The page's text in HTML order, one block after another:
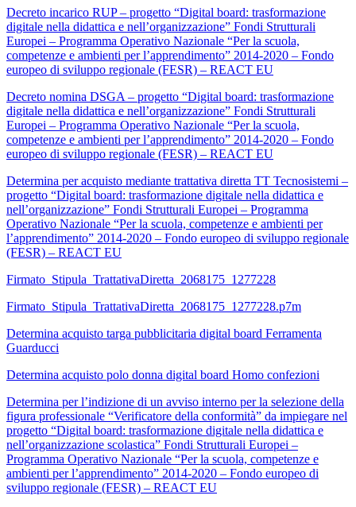
Decreto incarico RUP – progetto “Digital board: trasformazione
digitale nella didattica e nell’organizzazione” Fondi Strutturali
Europei – Programma Operativo Nazionale “Per la scuola,
competenze e ambienti per l’apprendimento” 2014-2020 – Fondo
europeo di sviluppo regionale (FESR) – REACT EU
Decreto nomina DSGA – progetto “Digital board: trasformazione
digitale nella didattica e nell’organizzazione” Fondi Strutturali
Europei – Programma Operativo Nazionale “Per la scuola,
competenze e ambienti per l’apprendimento” 2014-2020 – Fondo
europeo di sviluppo regionale (FESR) – REACT EU
Determina per acquisto mediante trattativa diretta TT Tecnosistemi –
progetto “Digital board: trasformazione digitale nella didattica e
nell’organizzazione” Fondi Strutturali Europei – Programma
Operativo Nazionale “Per la scuola, competenze e ambienti per
l’apprendimento” 2014-2020 – Fondo europeo di sviluppo regionale
(FESR) – REACT EU
Firmato_Stipula_TrattativaDiretta_2068175_1277228
Firmato_Stipula_TrattativaDiretta_2068175_1277228.p7m
Determina acquisto targa pubblicitaria digital board Ferramenta
Guarducci
Determina acquisto polo donna digital board Homo confezioni
Determina per l’indizione di un avviso interno per la selezione della
figura professionale “Verificatore della conformità” da impiegare nel
progetto “Digital board: trasformazione digitale nella didattica e
nell’organizzazione scolastica” Fondi Strutturali Europei –
Programma Operativo Nazionale “Per la scuola, competenze e
ambienti per l’apprendimento” 2014-2020 – Fondo europeo di
sviluppo regionale (FESR) – REACT EU